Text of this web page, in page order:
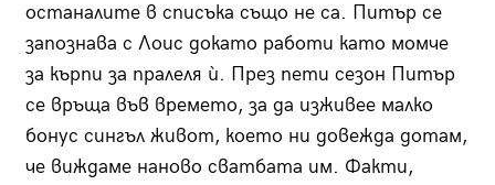
останалите в списъка също не са. Питър се
запознава с Лоис докато работи като момче
за кърпи за пралеля ѝ. През пети сезон Питър
се връща във времето, за да изживее малко
бонус сингъл живот, което ни довежда дотам,
че виждаме наново сватбата им. Факти,